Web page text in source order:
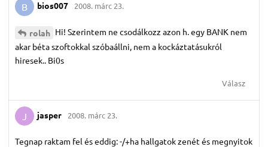
B bios007 2008. márc 23.
rolah Hi! Szerintem ne csodálkozz azon h. egy BANK nem
akar béta szoftokkal szóbaállni, nem a kockáztatásukról
hiresek.. Bi0s
Válasz
J jasper 2008. márc 23.
Tegnap raktam fel és eddig: -/+ha hallgatok zenét és megnyitok